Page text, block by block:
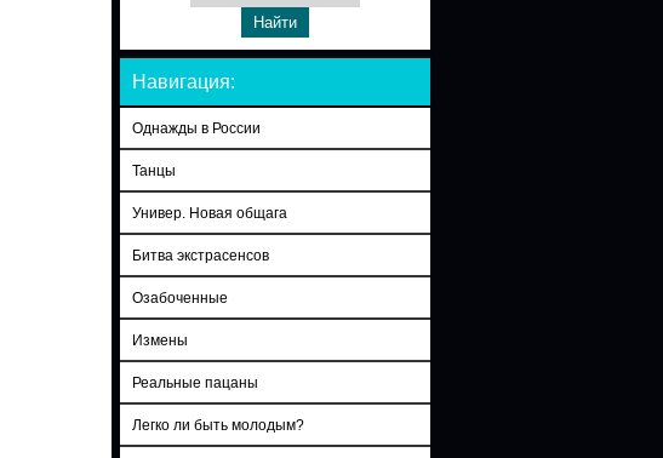
Навигация:
Однажды в России
Танцы
Универ. Новая общага
Битва экстрасенсов
Озабоченные
Измены
Реальные пацаны
Легко ли быть молодым?